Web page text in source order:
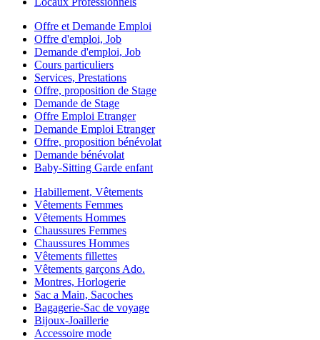
Offre et Demande Emploi
Offre d'emploi, Job
Demande d'emploi, Job
Cours particuliers
Services, Prestations
Offre, proposition de Stage
Demande de Stage
Offre Emploi Etranger
Demande Emploi Etranger
Offre, proposition bénévolat
Demande bénévolat
Baby-Sitting Garde enfant
Habillement, Vêtements
Vêtements Femmes
Vêtements Hommes
Chaussures Femmes
Chaussures Hommes
Vêtements fillettes
Vêtements garçons Ado.
Montres, Horlogerie
Sac a Main, Sacoches
Bagagerie-Sac de voyage
Bijoux-Joaillerie
Accessoire mode